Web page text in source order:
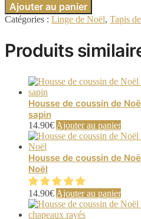
Ajouter au panier
Catégories : Linge de Noël, Tapis
Produits
Housse de coussin de
sapin
14.90€ Ajouter au panier
Housse de coussin de
Noël
14.90€ Ajouter au panier